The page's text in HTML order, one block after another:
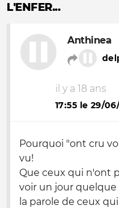
L'ENFER...
Anthinea
il y a 18 ans
17:55 le 29/
Pourquoi "ont cru
vu!
Que ceux qui n'ont
voir un jour
la parole de ceux